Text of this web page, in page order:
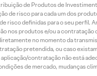
de Produtos de
de risco para cada um dos
risco definidas para o seu perfil.
nos produtos e/ou a contratação
no momento da
pretendida, ou caso
contratação não está
de mercado, mudanças